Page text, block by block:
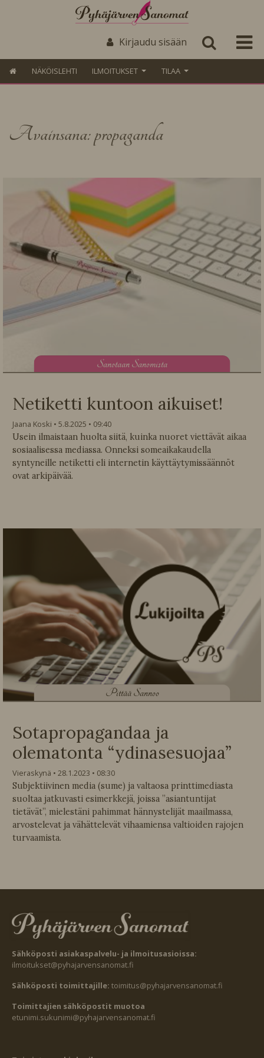
Kirjaudu sisään
NÄKÖISLEHTI ILMOITUKSET TILAA
Avainsana: propaganda
Sanotaan Sanomista
Netiketti kuntoon aikuiset!
Jaana Koski 5.8.2025
09:40
Usein ilmaistaan huolta siitä, kuinka nuoret viettävät aikaa
sosiaalisessa mediassa. Onneksi someaikakaudella
syntyneille netiketti eli internetin käyttäytymissäännöt
ovat arkipäivää.
Pittää Sannoo
Sotapropagandaa ja
olematonta “ydinasesuojaa”
Vieraskynä 28.1.2023
08:30
Subjektiivinen media (sume) ja valtaosa printtimediasta
suoltaa jatkuvasti esimerkkejä, joissa ”asiantuntijat
tietävät”, mielestäni pahimmat hännystelijät maailmassa,
arvostelevat ja vähättelevät vihaamiensa valtioiden rajojen
turvaamista.
Sähköposti asiakaspalvelu- ja ilmoitusasioissa:
ilmoitukset@pyhajarvensanomat.fi
Sähköposti toimittajille: toimitus@pyhajarvensanomat.fi
Toimittajien sähköpostit muotoa
etunimi.sukunimi@pyhajarvensanomat.fi